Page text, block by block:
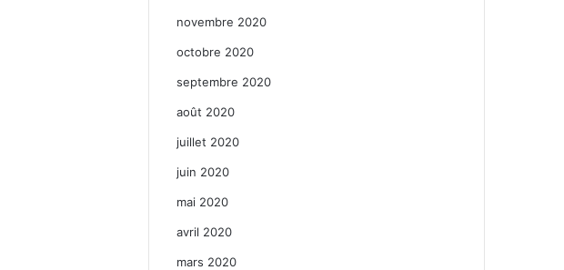
novembre 2020
octobre 2020
septembre 2020
août 2020
juillet 2020
juin 2020
mai 2020
avril 2020
mars 2020